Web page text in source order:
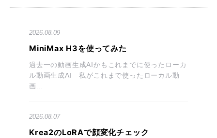
2026.08.09
MiniMax H3を使ってみた
過去一の動画生成AIかもこれまでに使ったローカ
ル動画生成AI 私がこれまで使ったローカル動
画...
2026.08.07
Krea2のLoRAで顔変化チェック